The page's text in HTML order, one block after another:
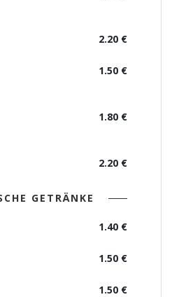
2.20 €
1.50 €
1.80 €
2.20 €
GETRÄNKE
1.40 €
1.50 €
1.50 €